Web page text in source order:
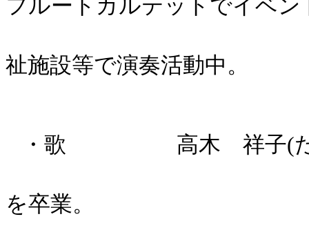
フルートカルテットでイベン
祉施設等で演奏活動中。
・歌 高木 祥子(たか
を卒業。